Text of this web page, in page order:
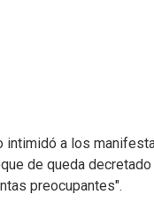
intimidó a los
de queda
preocupantes".